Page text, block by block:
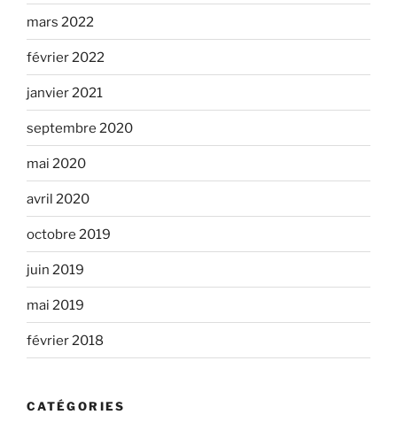
mars 2022
février 2022
janvier 2021
septembre 2020
mai 2020
avril 2020
octobre 2019
juin 2019
mai 2019
février 2018
CATÉGORIES